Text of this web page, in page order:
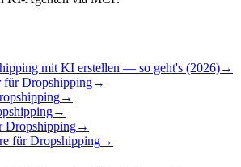
mit KI erstellen — so geht's (2026)→
für Dropshipping→
→
→
Dropshipping→
für Dropshipping→